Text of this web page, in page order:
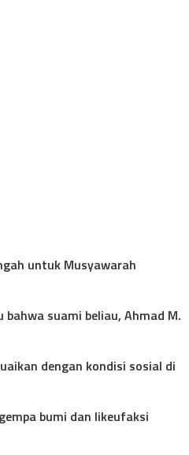
untuk Musyawarah
suami beliau, Ahmad M.
dengan kondisi sosial di
bumi dan likeufaksi